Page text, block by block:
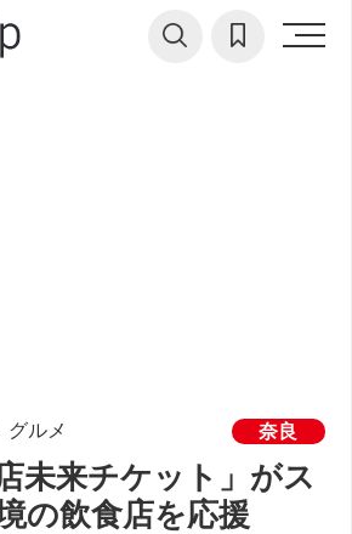
グルメ 奈良
未来チケット」がス
の飲食店を応援